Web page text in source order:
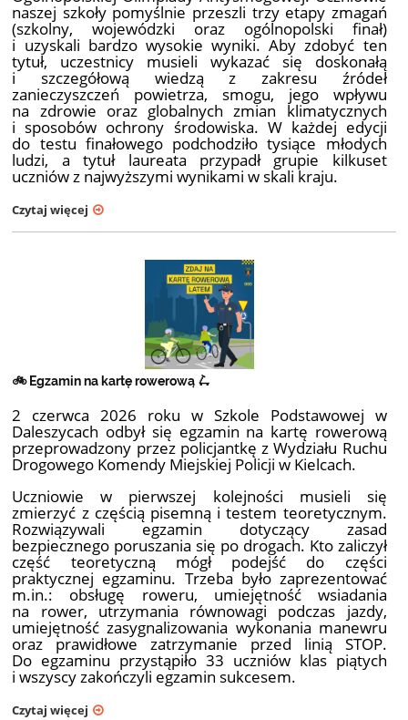
naszej szkoły pomyślnie przeszli trzy etapy zmagań
(szkolny, wojewódzki oraz ogólnopolski finał)
i uzyskali bardzo wysokie wyniki. Aby zdobyć ten
tytuł, uczestnicy musieli wykazać się doskonałą
i szczegółową wiedzą z zakresu źródeł
zanieczyszczeń powietrza, smogu, jego wpływu
na zdrowie oraz globalnych zmian klimatycznych
i sposobów ochrony środowiska. W każdej edycji
do testu finałowego podchodziło tysiące młodych
ludzi, a tytuł laureata przypadł grupie kilkuset
uczniów z najwyższymi wynikami w skali kraju.
Czytaj więcej
🚲 Egzamin na kartę rowerową 🛴
2 czerwca 2026 roku w Szkole Podstawowej w
Daleszycach odbył się egzamin na kartę rowerową
przeprowadzony przez policjantkę z Wydziału Ruchu
Drogowego Komendy Miejskiej Policji w Kielcach.
Uczniowie w pierwszej kolejności musieli się
zmierzyć z częścią pisemną i testem teoretycznym.
Rozwiązywali egzamin dotyczący zasad
bezpiecznego poruszania się po drogach. Kto zaliczył
część teoretyczną mógł podejść do części
praktycznej egzaminu. Trzeba było zaprezentować
m.in.: obsługę roweru, umiejętność wsiadania
na rower, utrzymania równowagi podczas jazdy,
umiejętność zasygnalizowania wykonania manewru
oraz prawidłowe zatrzymanie przed linią STOP.
Do egzaminu przystąpiło 33 uczniów klas piątych
i wszyscy zakończyli egzamin sukcesem.
Czytaj więcej